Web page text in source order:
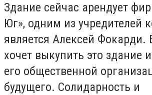
Здание сейчас арендует
Юг», одним из учредителей
является Алексей Фокарди.
хочет выкупить это здание
его общественной
будущего. Солидарность и